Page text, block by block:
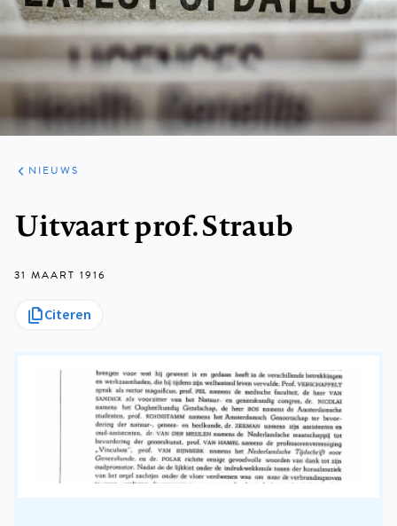
ARTIKELEN
HET
KORT
NIEUWS
Uitvaart prof. Straub
31 MAART 1916
Citeren